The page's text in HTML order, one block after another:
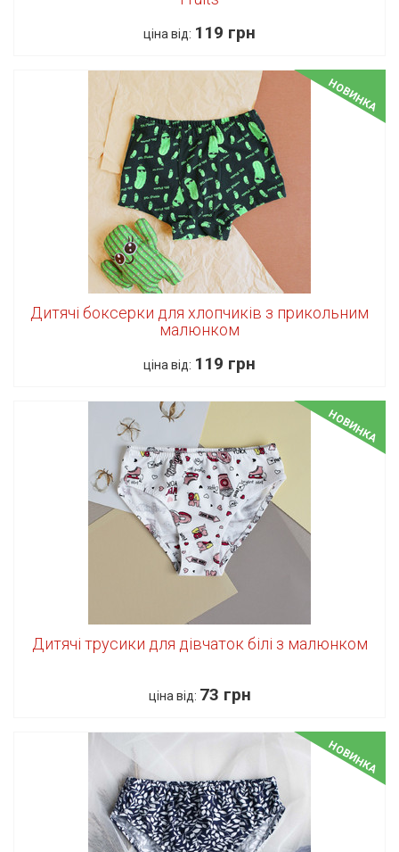
ціна від: 119 грн
НОВИНКА
Дитячі боксерки для хлопчиків з прикольним
малюнком
ціна від: 119 грн
НОВИНКА
Дитячі трусики для дівчаток білі з малюнком
ціна від: 73 грн
НОВИНКА